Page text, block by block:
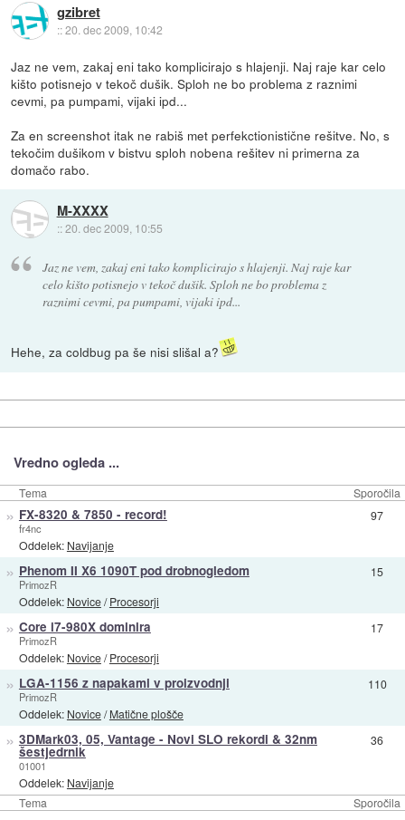
gzibret
::20. dec 2009, 10:42
Jaz ne vem, zakaj eni tako komplicirajo s hlajenji. Naj raje kar celo
kišto potisnejo v tekoč dušik. Sploh ne bo problema z raznimi
cevmi, pa pumpami, vijaki ipd...
Za en screenshot itak ne rabiš met perfekctionistične rešitve. No, s
tekočim dušikom v bistvu sploh nobena rešitev ni primerna za
domačo rabo.
M-XXXX
::20. dec 2009, 10:55
Jaz ne vem, zakaj eni tako komplicirajo s hlajenji. Naj raje kar
celo kišto potisnejo v tekoč dušik. Sploh ne bo problema z
raznimi cevmi, pa pumpami, vijaki ipd...
Hehe, za coldbug pa še nisi slišal a?
Vredno ogleda ...
Tema Sporočila
Tema Sporočila
» FX-8320 & 7850 - record!
fr4nc
Oddelek: Navijanje
97
» Phenom II X6 1090T pod drobnogledom
PrimozR
Oddelek: Novice/Procesorji
15
» Core i7-980X dominira
PrimozR
Oddelek: Novice/Procesorji
17
» LGA-1156 z napakami v proizvodnji
PrimozR
Oddelek: Novice/Matične plošče
110
» 3DMark03, 05, Vantage - Novi SLO rekordi & 32nm
šestjedrnik
01001
Oddelek: Navijanje
36